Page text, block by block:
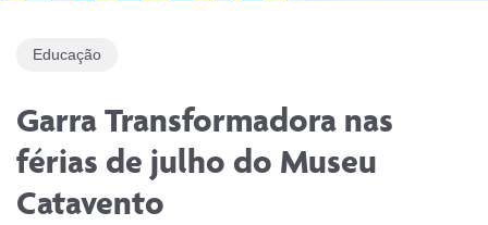
Educação
Garra Transformadora nas
férias de julho do Museu
Catavento